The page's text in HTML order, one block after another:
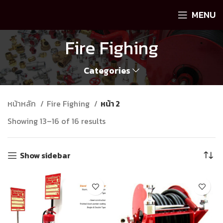
MENU
Fire Fighing
Categories
หน้าหลัก Fire Fighing
หน้า 2
Showing 13–16 of 16 results
Show sidebar